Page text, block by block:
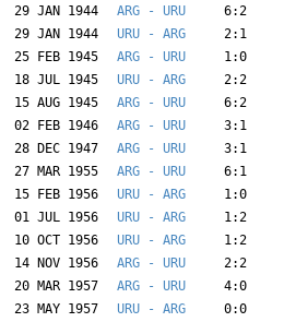
29 JAN 1944
ARG - URU 6:2
29 JAN 1944
URU - ARG 2:1
25 FEB 1945
ARG - URU 1:0
18 JUL 1945
URU - ARG 2:2
15 AUG 1945
ARG - URU 6:2
02 FEB 1946
ARG - URU 3:1
28 DEC 1947
ARG - URU 3:1
27 MAR 1955
ARG - URU 6:1
15 FEB 1956
URU - ARG 1:0
01 JUL 1956
URU - ARG 1:2
10 OCT 1956
URU - ARG 1:2
14 NOV 1956
ARG - URU 2:2
20 MAR 1957
ARG - URU 4:0
23 MAY 1957
URU - ARG 0:0